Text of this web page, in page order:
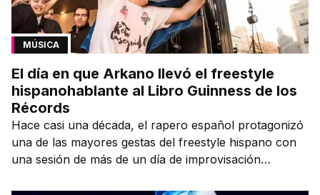
MÚSICA
El día en que Arkano llevó el freestyle
hispanohablante al Libro Guinness de los
Récords
Hace casi una década, el rapero español protagonizó
una de las mayores gestas del freestyle hispano con
una sesión de más de un día de improvisación